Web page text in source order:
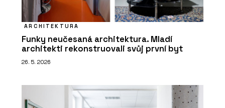
ARCHITEKTURA
Funky neučesaná architektura. Mladí
architekti rekonstruovali svůj první byt
26. 5. 2026